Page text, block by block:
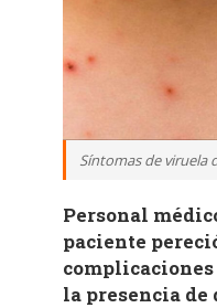
Síntomas de viruela
Personal
paciente
complicaciones
la presencia de